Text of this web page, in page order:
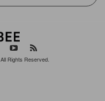
. All Rights Reserved.